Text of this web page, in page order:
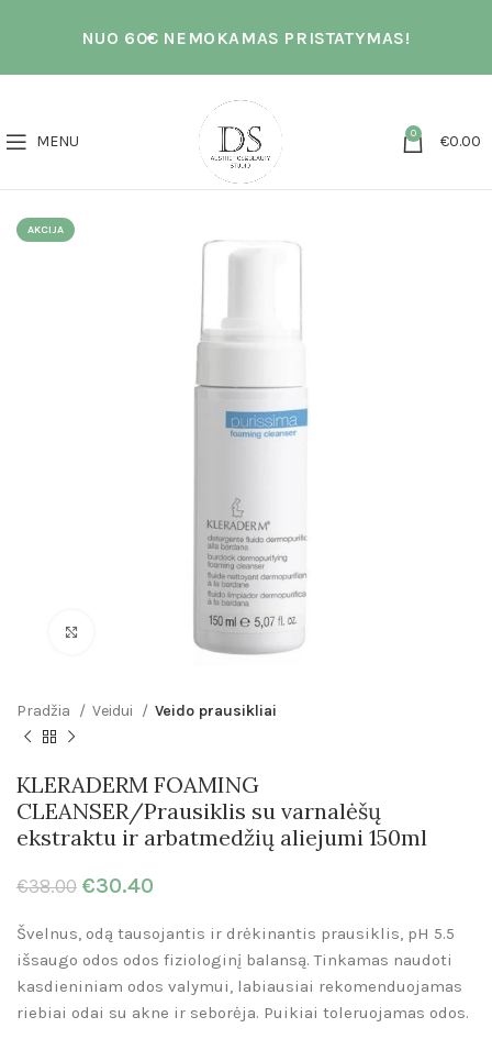
NUO 60€ NEMOKAMAS PRISTATYMAS!
MENU 0 €0.00
AKCIJA
Pradžia Veidui Veido prausikliai
KLERADERM FOAMING
CLEANSER/Prausiklis su varnalėšų
ekstraktu ir arbatmedžių aliejumi 150ml
€38.00 €30.40
Švelnus, odą tausojantis ir drėkinantis prausiklis, pH 5.5
išsaugo odos odos fiziologinį balansą. Tinkamas naudoti
kasdieniniam odos valymui, labiausiai rekomenduojamas
riebiai odai su akne ir seborėja. Puikiai toleruojamas odos.